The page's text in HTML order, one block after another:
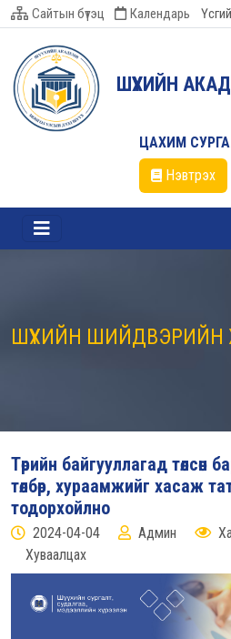
Сайтын бүтэц Календарь
ШҮҮХИЙН
ЦАХИМ
Нэвтрэх
ШҮҮХИЙН ШИЙДВЭРИЙН
Төрийн байгууллагад төлсөн
төлбөр, хураамжийг хасаж
тодорхойлно
2024-04-04 Админ
Хуваалцах